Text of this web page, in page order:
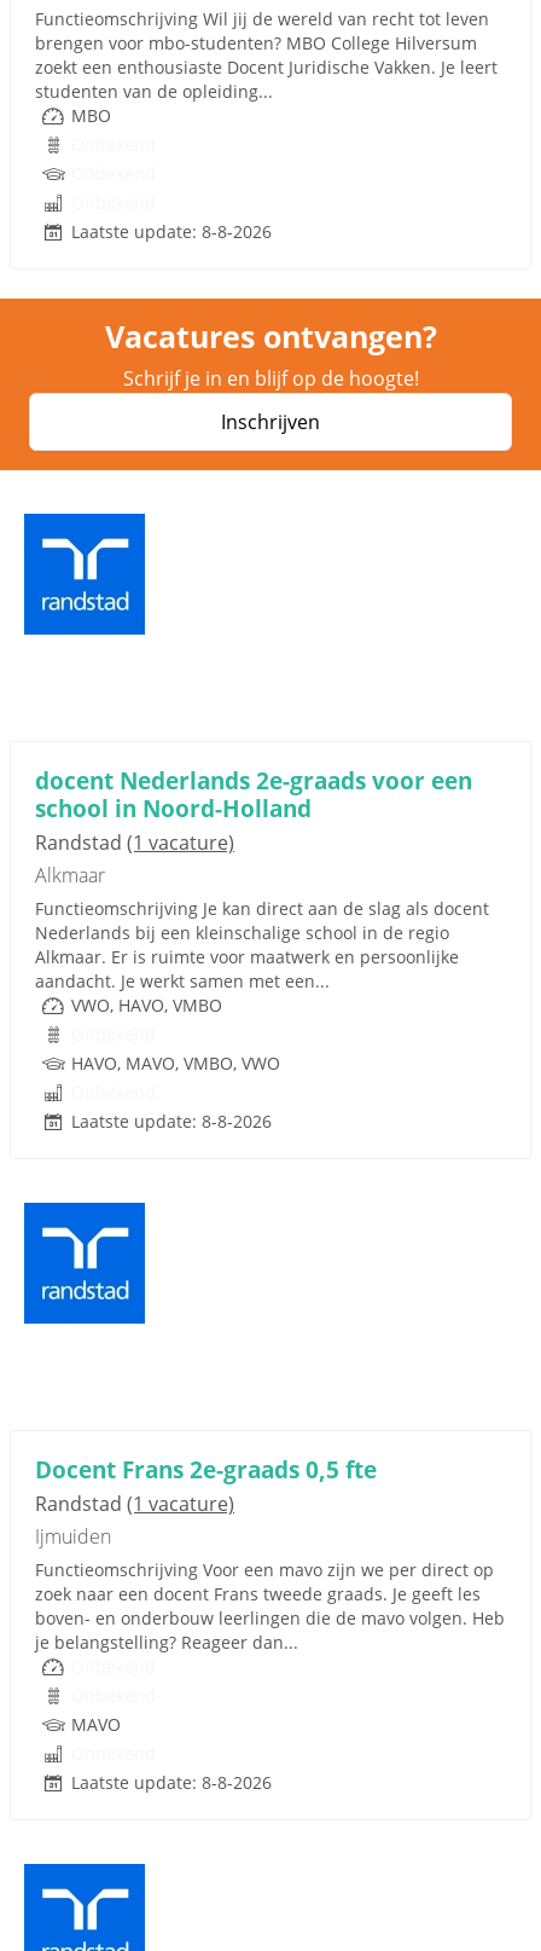
Functieomschrijving Wil jij de wereld van recht tot leven
brengen voor mbo-studenten? MBO College Hilversum
zoekt een enthousiaste Docent Juridische Vakken. Je leert
studenten van de opleiding...
MBO
Laatste update: 8-8-2026
Vacatures ontvangen?
Schrijf je in en blijf op de hoogte!
Inschrijven
docent Nederlands 2e-graads voor een
school in Noord-Holland
Randstad (1 vacature)
Alkmaar
Functieomschrijving Je kan direct aan de slag als docent
Nederlands bij een kleinschalige school in de regio
Alkmaar. Er is ruimte voor maatwerk en persoonlijke
aandacht. Je werkt samen met een...
VWO, HAVO, VMBO
HAVO, MAVO, VMBO, VWO
Laatste update: 8-8-2026
Docent Frans 2e-graads 0,5 fte
Randstad (1 vacature)
Ijmuiden
Functieomschrijving Voor een mavo zijn we per direct op
zoek naar een docent Frans tweede graads. Je geeft les
boven- en onderbouw leerlingen die de mavo volgen. Heb
je belangstelling? Reageer dan...
MAVO
Laatste update: 8-8-2026